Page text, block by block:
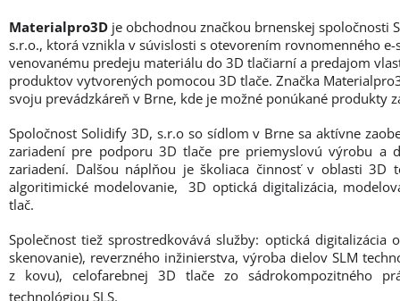
Materialpro3D je obchodnou značkou brnenskej spoločnosti
s.r.o., ktorá vznikla v súvislosti s otevorením rovnomenného e-
venovanému predeju materiálu do 3D tlačiarní a predajom
produktov vytvorených pomocou 3D tlače. Značka
svoju prevádzkáreň v Brne, kde je možné ponúkané produkty
Spoločnost Solidify 3D, s.r.o so sídlom v Brne sa aktívne
zariadení pre podporu 3D tlače pre priemyslovú výrobu a
zariadení. Dalšou náplňou je školiaca činnosť v oblasti 3D
algoritimické modelovanie, 3D optická digitalizácia,
tlač.
Společnost tiež sprostredkovává služby: optická digitalizácia
skenovanie), reverzného inžinierstva, výroba dielov SLM
z kovu), celofarebnej 3D tlače zo sádrokompozitného
technológiou SLS.